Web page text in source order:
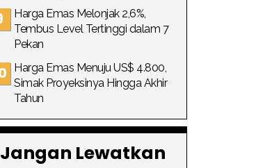
Harga Emas Melonjak 2,6%,
Tembus Level Tertinggi dalam 7
Pekan
Harga Emas Menuju US$ 4.800,
Simak Proyeksinya Hingga Akhir
Tahun
Jangan Lewatkan